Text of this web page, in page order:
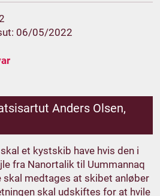
06/05/2022
Anders Olsen,
et kystskib have hvis den i
fra Nanortalik til Uummannaq
skal medtages at skibet anløber
skal udskiftes for at hvile